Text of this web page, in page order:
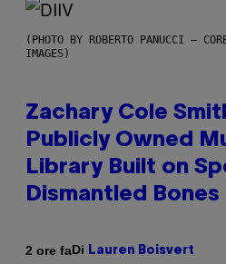
(PHOTO BY ROBERTO PANUCCI –
IMAGES)
Zachary Cole
Publicly Owned
Library Built on
Dismantled Bones
2 ore faDi Lauren Boisvert